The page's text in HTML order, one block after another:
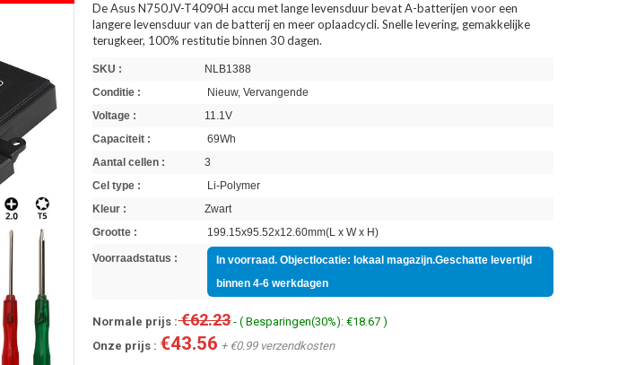
De Asus N750JV-T4090H accu met lange levensduur bevat A-batterijen voor een
langere levensduur van de batterij en meer oplaadcycli. Snelle levering, gemakkelijke
terugkeer, 100% restitutie binnen 30 dagen.
SKU :
NLB1388
Conditie :
Nieuw, Vervangende
Voltage :
11.1V
Capaciteit :
69Wh
Aantal cellen :
3
Cel type :
Li-Polymer
Kleur :
Zwart
Grootte :
199.15x95.52x12.60mm(L x W x H)
Voorraadstatus :
In voorraad. Objectlocatie: lokaal magazijn.Geschatte levertijd
binnen 4-6 werkdagen
Normale prijs :€62.23- ( Besparingen(30%): €18.67 )
Onze prijs : €43.56 + €0.99 verzendkosten